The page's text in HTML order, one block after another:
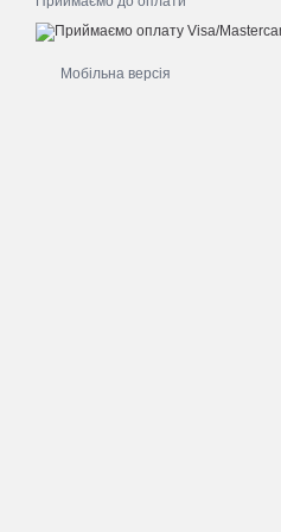
Мобільна версія